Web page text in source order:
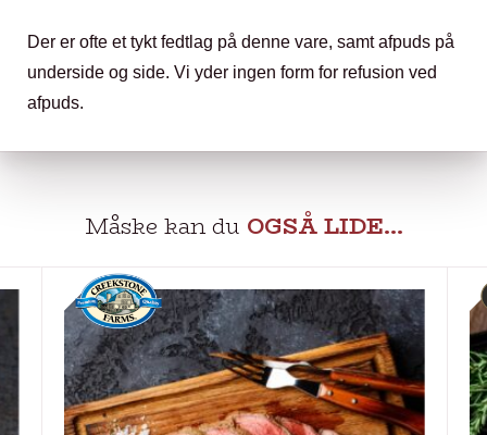
Der er ofte et tykt fedtlag på denne vare, samt afpuds på
underside og side. Vi yder ingen form for refusion ved
afpuds.
Måske kan du OGSÅ LIDE…